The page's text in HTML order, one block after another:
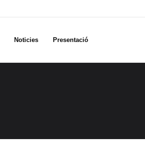
Noticies Presentació